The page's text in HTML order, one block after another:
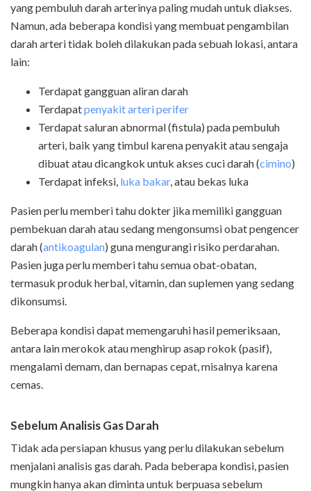
yang pembuluh darah arterinya paling mudah untuk diakses.
Namun, ada beberapa kondisi yang membuat pengambilan
darah arteri tidak boleh dilakukan pada sebuah lokasi, antara
lain:
Terdapat gangguan aliran darah
Terdapatpenyakit arteri perifer
Terdapat saluran abnormal (fistula) pada pembuluh
arteri, baik yang timbul karena penyakit atau sengaja
dibuat atau dicangkok untuk akses cuci darah (cimino)
Terdapat infeksi, luka bakar, atau bekas luka
Pasien perlu memberi tahu dokter jika memiliki gangguan
pembekuan darah atau sedang mengonsumsi obat pengencer
darah (antikoagulan) guna mengurangi risiko perdarahan.
Pasien juga perlu memberi tahu semua obat-obatan,
termasuk produk herbal, vitamin, dan suplemen yang sedang
dikonsumsi.
Beberapa kondisi dapat memengaruhi hasil pemeriksaan,
antara lain merokok atau menghirup asap rokok (pasif),
mengalami demam, dan bernapas cepat, misalnya karena
cemas.
Sebelum Analisis Gas Darah
Tidak ada persiapan khusus yang perlu dilakukan sebelum
menjalani analisis gas darah. Pada beberapa kondisi, pasien
mungkin hanya akan diminta untuk berpuasa sebelum